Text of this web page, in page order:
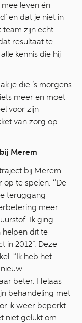
leven én
en dat je niet in
team zijn echt
resultaat te
kennis die hij
je die ’s morgens
meer en moet
voor zijn
van zorg op
Merem
bij Merem
te spelen. ‘’De
teruggang
meer
Ik ging
helpen dit te
2012’’. Deze
‘’Ik heb het
beter. Helaas
behandeling met
ik weer beperkt
niet gelukt om